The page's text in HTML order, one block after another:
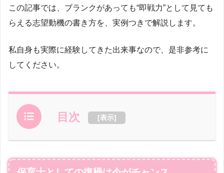
この記事では、ブランクがあっても“即戦力”として見ても
らえる志望動機の書き方を、実例つきで解説します。
私自身も実際に経験してきた出来事なので、是非参考に
してください。
目次 [表示]